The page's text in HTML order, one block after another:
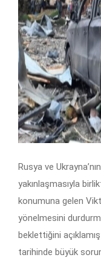
Rusya ve
yakınlaşmasıyla
konumuna gelen
yönelmesini
beklettiğini
tarihinde büyük